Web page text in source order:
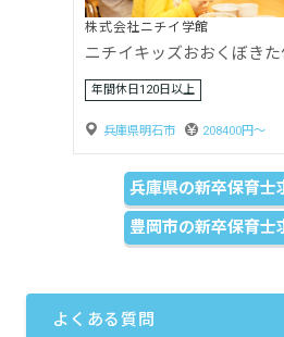
株式会社ニチイ学館
ニチイキッズ加古川野
年間休日120日以上
兵庫県加古川市 201000円
兵庫県の新卒保育士
豊岡市の新卒保育士
よくある質問